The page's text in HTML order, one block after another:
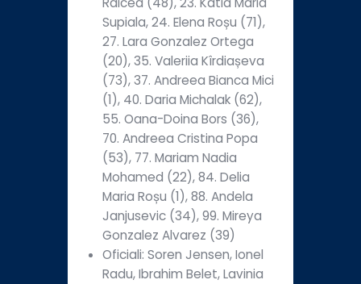
Supiala, 24. Elena Roșu (71),
27. Lara Gonzalez Ortega
(20), 35. Valeriia Kîrdiașeva
(73), 37. Andreea Bianca Mici
(1), 40. Daria Michalak (62),
55. Oana-Doina Bors (36),
70. Andreea Cristina Popa
(53), 77. Mariam Nadia
Mohamed (22), 84. Delia
Maria Roșu (1), 88. Andela
Janjusevic (34), 99. Mireya
Gonzalez Alvarez (39)
Oficiali: Soren Jensen, Ionel
Radu, Ibrahim Belet, Lavinia